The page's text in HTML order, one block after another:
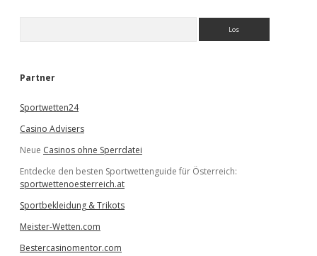
e
Partner
Sportwetten24
Casino Advisers
Neue Casinos ohne Sperrdatei
Entdecke den besten Sportwettenguide für Österreich:
sportwettenoesterreich.at
Sportbekleidung & Trikots
Meister-Wetten.com
Bestercasinomentor.com